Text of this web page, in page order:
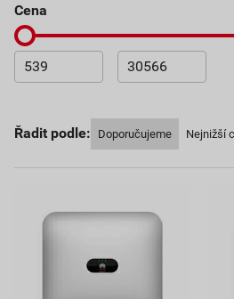
cena
Řadit podle: Doporučujeme Nejnižší